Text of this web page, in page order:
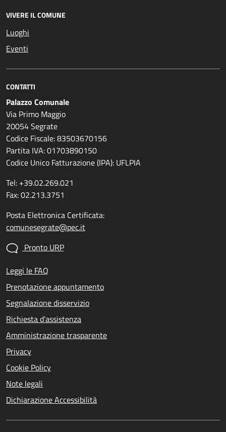
VIVERE IL COMUNE
Luoghi
Eventi
CONTATTI
Palazzo Comunale
Via Primo Maggio
20054 Segrate
Codice Fiscale: 83503670156
Partita IVA: 01703890150
Codice Unico Fatturazione (IPA): UFLPIA
Tel: +39.02.269.021
Fax: 02.213.3751
Posta Elettronica Certificata:
comunesegrate@pec.it
Pronto URP
Leggi le FAQ
Prenotazione appuntamento
Segnalazione disservizio
Richiesta d'assistenza
Amministrazione trasparente
Privacy
Cookie Policy
Note legali
Dichiarazione Accessibilità